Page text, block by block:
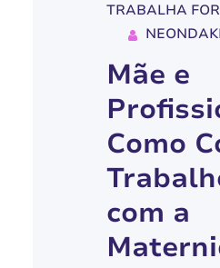
momento
Pensando
este guia
receitas
para você…
TRABALHA
Mãe e
Como
com a